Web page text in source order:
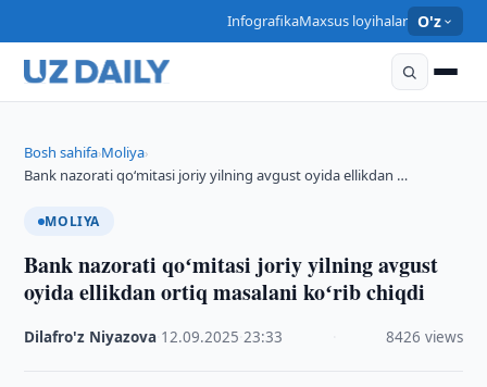
InfografikaMaxsus loyihalar O'z
Bosh sahifa›Moliya›
Bank nazorati qoʻmitasi joriy yilning avgust oyida ellikdan …
MOLIYA
Bank nazorati qoʻmitasi joriy yilning avgust
oyida ellikdan ortiq masalani koʻrib chiqdi
Dilafro'z Niyazova 12.09.2025 ·23:33 8426 views